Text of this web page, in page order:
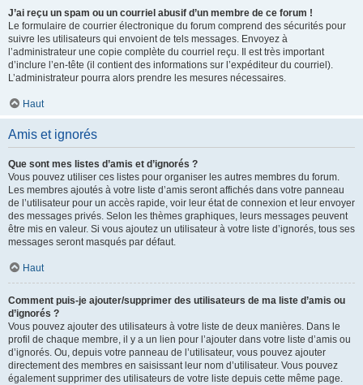
J’ai reçu un spam ou un courriel abusif d’un membre de ce forum !
Le formulaire de courrier électronique du forum comprend des sécurités pour
suivre les utilisateurs qui envoient de tels messages. Envoyez à
l’administrateur une copie complète du courriel reçu. Il est très important
d’inclure l’en-tête (il contient des informations sur l’expéditeur du courriel).
L’administrateur pourra alors prendre les mesures nécessaires.
Haut
Amis et ignorés
Que sont mes listes d’amis et d’ignorés ?
Vous pouvez utiliser ces listes pour organiser les autres membres du forum.
Les membres ajoutés à votre liste d’amis seront affichés dans votre panneau
de l’utilisateur pour un accès rapide, voir leur état de connexion et leur envoyer
des messages privés. Selon les thèmes graphiques, leurs messages peuvent
être mis en valeur. Si vous ajoutez un utilisateur à votre liste d’ignorés, tous ses
messages seront masqués par défaut.
Haut
Comment puis-je ajouter/supprimer des utilisateurs de ma liste d’amis ou
d’ignorés ?
Vous pouvez ajouter des utilisateurs à votre liste de deux manières. Dans le
profil de chaque membre, il y a un lien pour l’ajouter dans votre liste d’amis ou
d’ignorés. Ou, depuis votre panneau de l’utilisateur, vous pouvez ajouter
directement des membres en saisissant leur nom d’utilisateur. Vous pouvez
également supprimer des utilisateurs de votre liste depuis cette même page.